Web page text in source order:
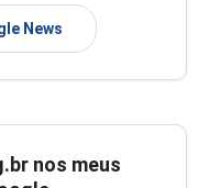
News
nos meus